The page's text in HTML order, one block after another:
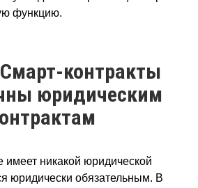
функцию.
контракты
юридическим
имеет никакой юридической
юридически обязательным. В